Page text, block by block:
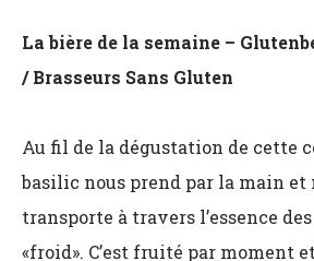
La bière de la semaine –
/ Brasseurs Sans Gluten
Au fil de la dégustation de cette
basilic nous prend par la main et
transporte à travers l’essence
«froid». C’est fruité par moment